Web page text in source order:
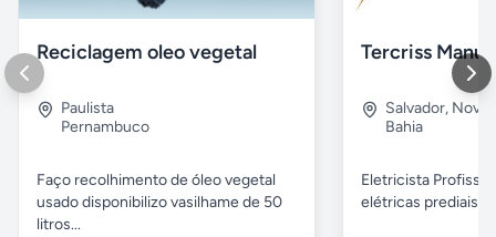
Reciclagem oleo vegetal
Paulista
Pernambuco
Faço recolhimento de óleo vegetal
usado disponibilizo vasilhame de 50
litros...
Salvador, Nova
Bahia
Eletricista
elétricas prediais e